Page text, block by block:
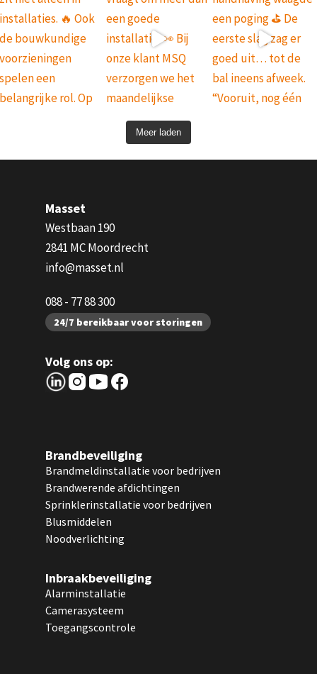
Meer laden
Masset
Westbaan 190
2841 MC Moordrecht
info@masset.nl
088 - 77 88 300
24/7 bereikbaar voor storingen
Volg ons op:
Brandbeveiliging
Brandmeldinstallatie voor bedrijven
Brandwerende afdichtingen
Sprinklerinstallatie voor bedrijven
Blusmiddelen
Noodverlichting
Inbraakbeveiliging
Alarminstallatie
Camerasysteem
Toegangscontrole